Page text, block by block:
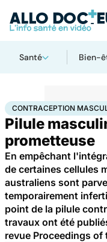
Santé Bien-
AccueilSantéMaladies
CONTRACEPTION
Pilule
prometteuse
En empêchant
de certaines cellules
australiens sont
temporairement
point de la pilule
travaux ont été
revue Proceedings of